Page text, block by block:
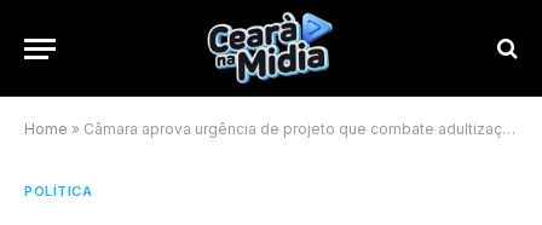
Home » Câmara aprova urgência de projeto que combate adultização nas redes
POLÍTICA